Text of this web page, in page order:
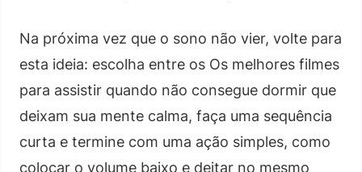
Na próxima vez que o sono não vier, volte para
esta ideia: escolha entre os Os melhores filmes
para assistir quando não consegue dormir que
deixam sua mente calma, faça uma sequência
curta e termine com uma ação simples, como
colocar o volume baixo e deitar no mesmo